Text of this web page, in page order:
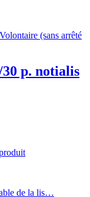
Volontaire (sans arrêté
p. notialis
de la lis…